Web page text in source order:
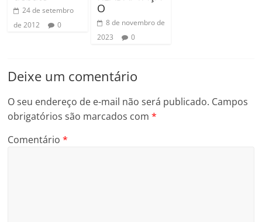
24 de setembro
de 2012
0
O
8 de novembro de
2023
0
Deixe um comentário
O seu endereço de e-mail não será publicado. Campos
obrigatórios são marcados com*
Comentário*